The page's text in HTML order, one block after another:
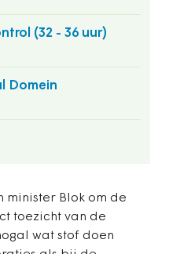
(32 - 36 uur)
Domein
minister Blok om de
toezicht van de
wat stof doen